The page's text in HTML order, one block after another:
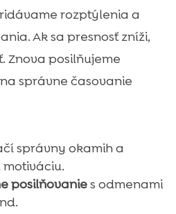
rozptýlenia a
Ak sa presnosť zníži,
Znova posilňujeme
správne časovanie
správny okamih a
posilňovanies odmenami